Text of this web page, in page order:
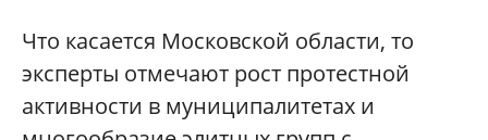
Что касается Московской области, то
эксперты отмечают рост протестной
активности в муниципалитетах и